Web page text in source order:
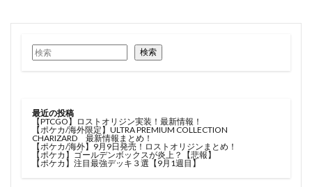
検索
最近の投稿
【PTCGO】ロストオリジン実装！最新情報！
【ポケカ/海外限定】ULTRA PREMIUM COLLECTION
CHARIZARD 最新情報まとめ！
【ポケカ/海外】9月9日発売！ロストオリジンまとめ！
【ポケカ】ゴールデンボックスが炎上？【悲報】
【ポケカ】注目最強デッキ３選【9月1週目】